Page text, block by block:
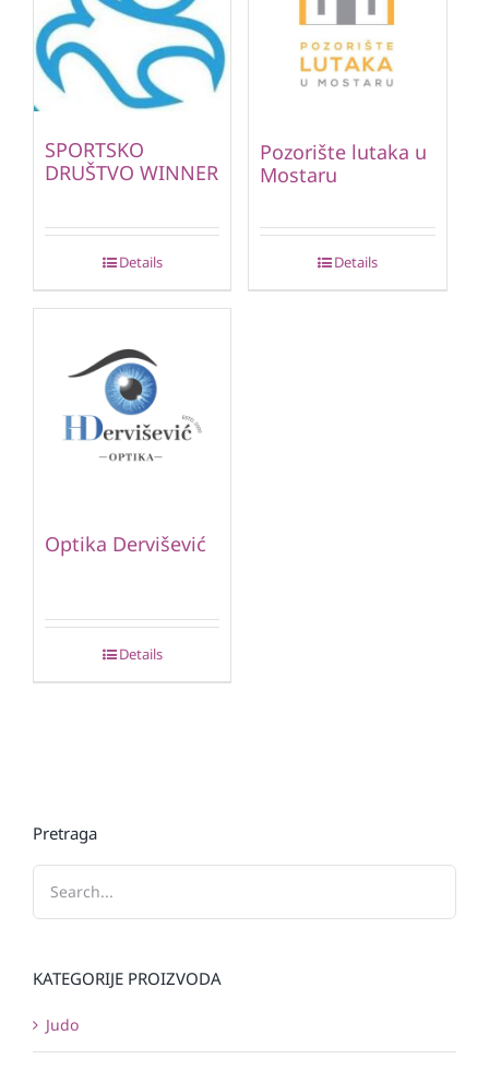
SPORTSKO
DRUŠTVO WINNER
Details
Pozorište lutaka u
Mostaru
Details
Optika Dervišević
Details
Pretraga
KATEGORIJE PROIZVODA
Judo